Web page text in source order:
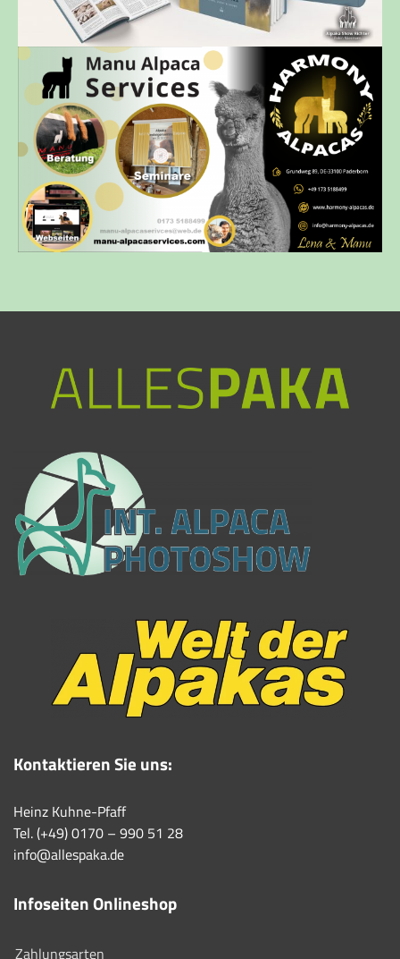
Kontaktieren Sie uns:
Heinz Kuhne-Pfaff
Tel. (+49) 0170 – 990 51 28
info@allespaka.de
Infoseiten Onlineshop
Zahlungsarten